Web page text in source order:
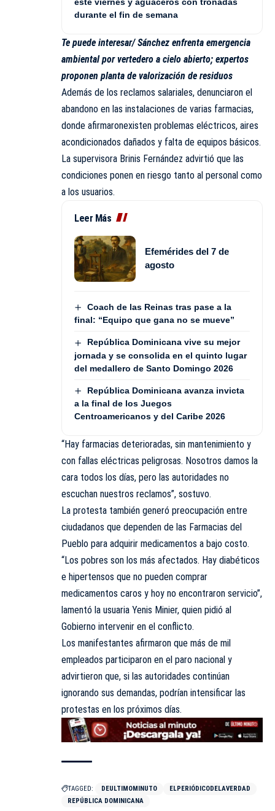
durante el fin de semana
Te puede interesar/Sánchez enfrenta emergencia
ambiental por vertedero a cielo abierto; expertos
proponen planta de valorización de residuos
Además de los reclamos salariales, denunciaron el
abandono en las instalaciones de varias farmacias,
donde afirmaronexisten problemas eléctricos, aires
acondicionados dañados y falta de equipos básicos.
La supervisora Brinis Fernández advirtió que las
condiciones ponen en riesgo tanto al personal como
a los usuarios.
Leer Más
Efemérides del 7 de
agosto
Coach de las Reinas tras pase a la
final: “Equipo que gana no se mueve”
República Dominicana vive su mejor
jornada y se consolida en el quinto lugar
del medallero de Santo Domingo 2026
República Dominicana avanza invicta
a la final de los Juegos
Centroamericanos y del Caribe 2026
“Hay farmacias deterioradas, sin mantenimiento y
con fallas eléctricas peligrosas. Nosotros damos la
cara todos los días, pero las autoridades no
escuchan nuestros reclamos”, sostuvo.
La protesta también generó preocupación entre
ciudadanos que dependen de las Farmacias del
Pueblo para adquirir medicamentos a bajo costo.
“Los pobres son los más afectados. Hay diabéticos
e hipertensos que no pueden comprar
medicamentos caros y hoy no encontraron servicio”,
lamentó la usuaria Yenis Minier, quien pidió al
Gobierno intervenir en el conflicto.
Los manifestantes afirmaron que más de mil
empleados participaron en el paro nacional y
advirtieron que, si las autoridades continúan
ignorando sus demandas, podrían intensificar las
protestas en los próximos días.
TAGGED: DEULTIMOMINUTO
ELPERIÓDICODELAVERDAD
REPÚBLICA DOMINICANA